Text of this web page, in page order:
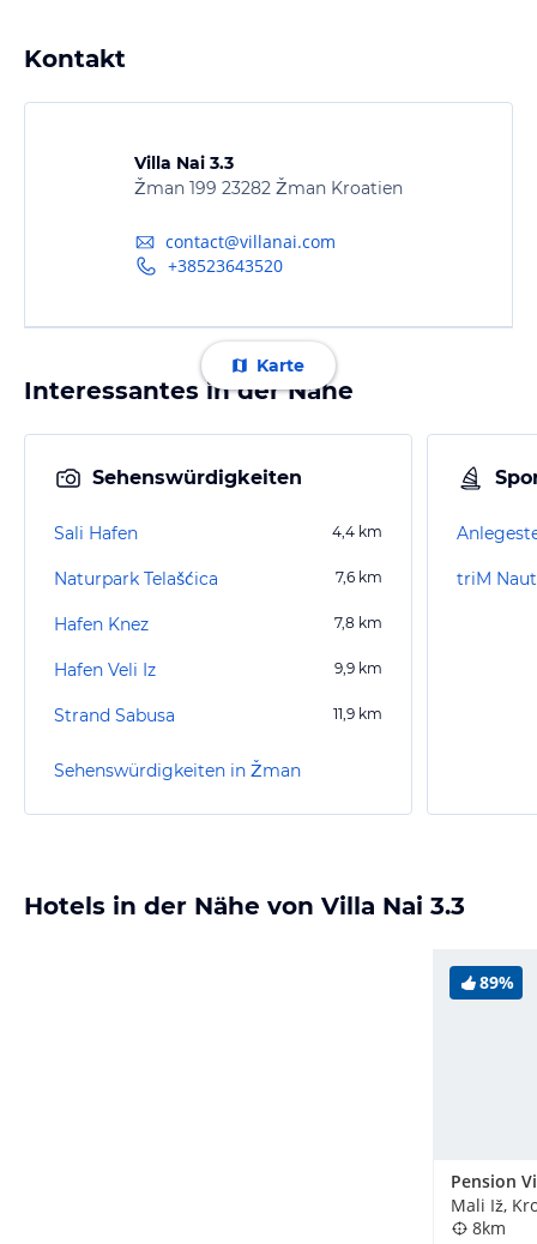
Kontakt
Villa Nai 3.3
Žman 199 23282 Žman Kroatien
contact@villanai.com
+38523643520
Karte
Interessantes in der Nähe
Sehenswürdigkeiten
Sali Hafen 4,4 km
Naturpark Telašćica 7,6 km
Hafen Knez 7,8 km
Hafen Veli Iz 9,9 km
Strand Sabusa 11,9 km
Sehenswürdigkeiten in Žman
triM
Hotels in der Nähe von Villa Nai 3.3
89%
Pension
Mali Iž,
8km